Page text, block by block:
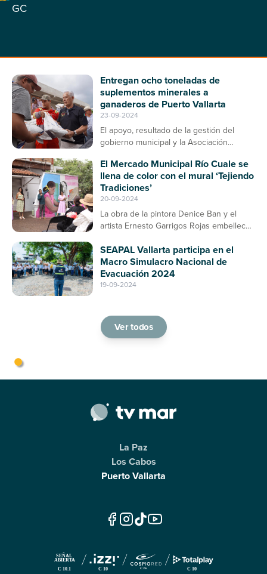
GC
Entregan ocho toneladas de
suplementos minerales a
ganaderos de Puerto Vallarta
23-09-2024
El apoyo, resultado de la gestión del
gobierno municipal y la Asociación
enfermedades en el ganado bovino
El Mercado Municipal Río Cuale se
llena de color con el mural ‘Tejiendo
Tradiciones’
20-09-2024
La obra de la pintora Denice Ban y el
artista Ernesto Garrigos Rojas embellece
como un espacio de arte y cultura en
Puerto Vallarta
SEAPAL Vallarta participa en el
Macro Simulacro Nacional de
Evacuación 2024
19-09-2024
Ver todos
La Paz
Los Cabos
Puerto Vallarta